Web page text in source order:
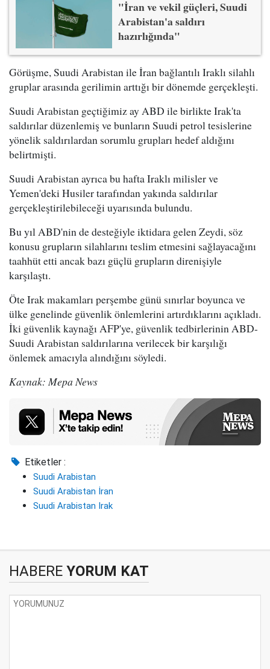
"İran ve vekil güçleri, Suudi
Arabistan'a saldırı
hazırlığında"
Görüşme, Suudi Arabistan ile İran bağlantılı Iraklı silahlı
gruplar arasında gerilimin arttığı bir dönemde gerçekleşti.
Suudi Arabistan geçtiğimiz ay ABD ile birlikte Irak'ta
saldırılar düzenlemiş ve bunların Suudi petrol tesislerine
yönelik saldırılardan sorumlu grupları hedef aldığını
belirtmişti.
Suudi Arabistan ayrıca bu hafta Iraklı milisler ve
Yemen'deki Husiler tarafından yakında saldırılar
gerçekleştirilebileceği uyarısında bulundu.
Bu yıl ABD'nin de desteğiyle iktidara gelen Zeydi, söz
konusu grupların silahlarını teslim etmesini sağlayacağını
taahhüt etti ancak bazı güçlü grupların direnişiyle
karşılaştı.
Öte Irak makamları perşembe günü sınırlar boyunca ve
ülke genelinde güvenlik önlemlerini artırdıklarını açıkladı.
İki güvenlik kaynağı AFP'ye, güvenlik tedbirlerinin ABD-
Suudi Arabistan saldırılarına verilecek bir karşılığı
önlemek amacıyla alındığını söyledi.
Kaynak: Mepa News
Etiketler :
Suudi Arabistan
Suudi Arabistan İran
Suudi Arabistan Irak
HABERE YORUM KAT